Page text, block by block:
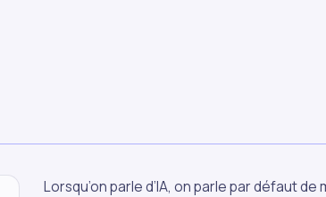
Lorsqu’on parle d’IA, on parle par défaut